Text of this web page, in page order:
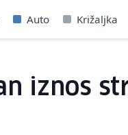
Auto Križaljka
iznos